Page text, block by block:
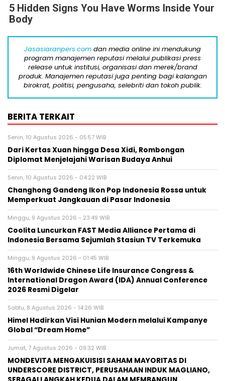
5 Hidden Signs You Have Worms Inside Your
Body
Jasasiaranpers.com dan media online ini mendukung
program manajemen reputasi melalui publikasi press
release untuk institusi, organisasi dan merek/brand
produk. Manajemen reputasi juga penting bagi kalangan
birokrat, politisi, pengusaha, selebriti dan tokoh publik.
BERITA TERKAIT
Senin, 10 Agustus 2026 - 05:57 WIB
Dari Kertas Xuan hingga Desa Xidi, Rombongan
Diplomat Menjelajahi Warisan Budaya Anhui
Senin, 10 Agustus 2026 - 04:22 WIB
Changhong Gandeng Ikon Pop Indonesia Rossa untuk
Memperkuat Jangkauan di Pasar Indonesia
Minggu, 9 Agustus 2026 - 23:49 WIB
Coolita Luncurkan FAST Media Alliance Pertama di
Indonesia Bersama Sejumlah Stasiun TV Terkemuka
Minggu, 9 Agustus 2026 - 01:45 WIB
16th Worldwide Chinese Life Insurance Congress &
International Dragon Award (IDA) Annual Conference
2026 Resmi Digelar
Sabtu, 8 Agustus 2026 - 14:26 WIB
Himel Hadirkan Visi Hunian Modern melalui Kampanye
Global “Dream Home”
Jumat, 7 Agustus 2026 - 09:32 WIB
MONDEVITA MENGAKUISISI SAHAM MAYORITAS DI
UNDERSCORE DISTRICT, PERUSAHAAN INDUK MAGLIANO,